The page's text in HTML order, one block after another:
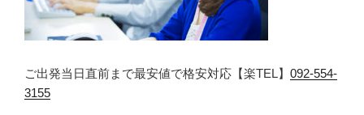
ご出発当日直前まで最安値で格安対応【楽TEL】 092-554-
3155